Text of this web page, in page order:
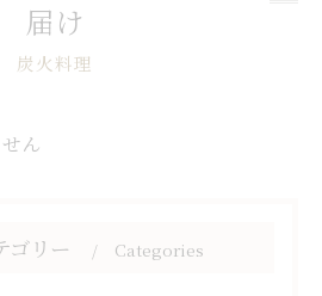
届け
炭火料理
ん
ゴリー Categories